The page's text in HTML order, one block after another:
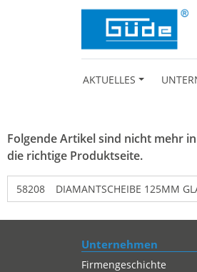
AKTUELLES
Folgende Artikel sind nicht mehr
die richtige Produktseite.
58208 DIAMANTSCHEIBE 125MM
Unternehmen
Firmengeschichte